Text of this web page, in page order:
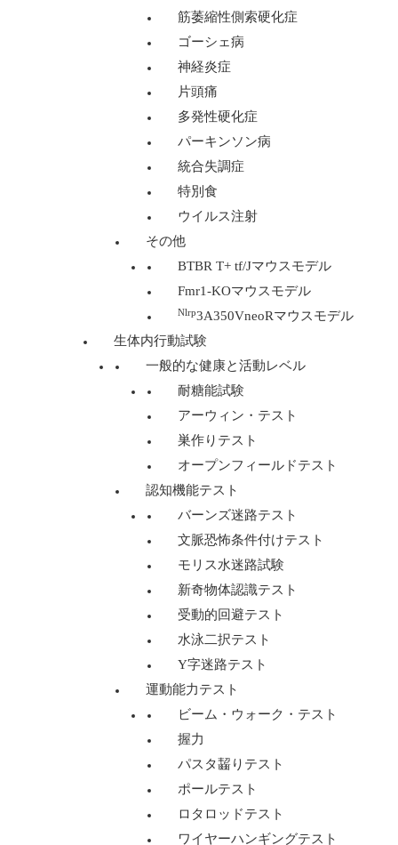
筋萎縮性側索硬化症
ゴーシェ病
神経炎症
片頭痛
多発性硬化症
パーキンソン病
統合失調症
特別食
ウイルス注射
その他
BTBR T+ tf/Jマウスモデル
Fmr1-KOマウスモデル
Nlrp3A350VneoRマウスモデル
生体内行動試験
一般的な健康と活動レベル
耐糖能試験
アーウィン・テスト
巣作りテスト
オープンフィールドテスト
認知機能テスト
バーンズ迷路テスト
文脈恐怖条件付けテスト
モリス水迷路試験
新奇物体認識テスト
受動的回避テスト
水泳二択テスト
Y字迷路テスト
運動能力テスト
ビーム・ウォーク・テスト
握力
パスタ齧りテスト
ポールテスト
ロタロッドテスト
ワイヤーハンギングテスト